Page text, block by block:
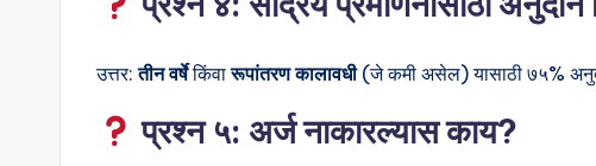
उत्तर:तीन वर्षेकिंवारूपांतरण कालावधी(जे कमी असेल) यासाठी ७५%
प्रश्न ५: अर्ज नाकारल्यास काय?